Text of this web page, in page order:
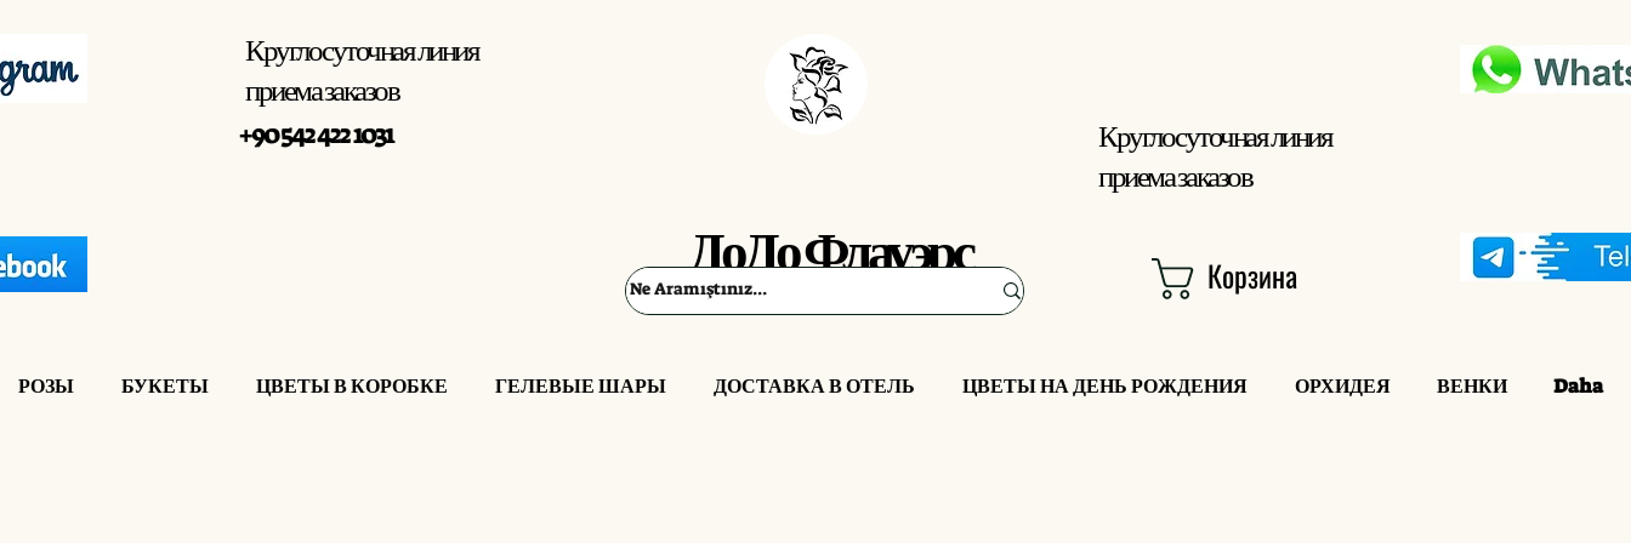
Круглосуточная линия
приема заказов
+90 542 422 1031
ДоДо Флауэрс
Круглосуточная линия
приема заказов
Корзина
РОЗЫ БУКЕТЫ ЦВЕТЫ В КОРОБКЕ ГЕЛЕВЫЕ ШАРЫ ДОСТАВКА В ОТЕЛЬ ЦВЕТЫ НА ДЕНЬ РОЖДЕНИЯ ОРХИДЕЯ ВЕНКИ Daha